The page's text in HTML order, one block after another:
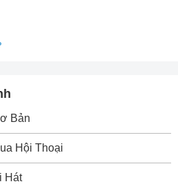
Bản
Hội Thoại
Hát